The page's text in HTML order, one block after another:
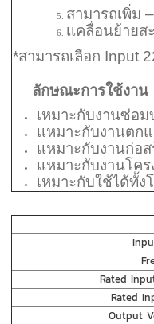
สามารถเพิ่ม
เเคลื่อนย้าย
*สามารถเลือก Input
ลักษณะการใช้งาน
เหมาะกับงานซ่อม
เเหมาะกับงานตก
เเหมาะกับงานก่อส
เเหมาะกับงานโค
เหมาะกับใช้ได้ทั้ง
Rated
Rated
Output